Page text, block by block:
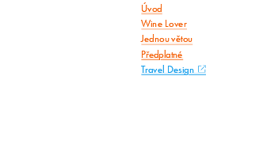
Úvod
Wine Lover
Jednou větou
Předplatné
Travel Design